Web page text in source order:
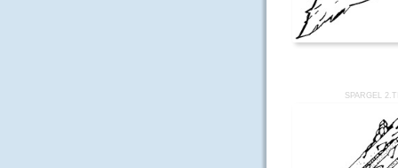
SPARGEL